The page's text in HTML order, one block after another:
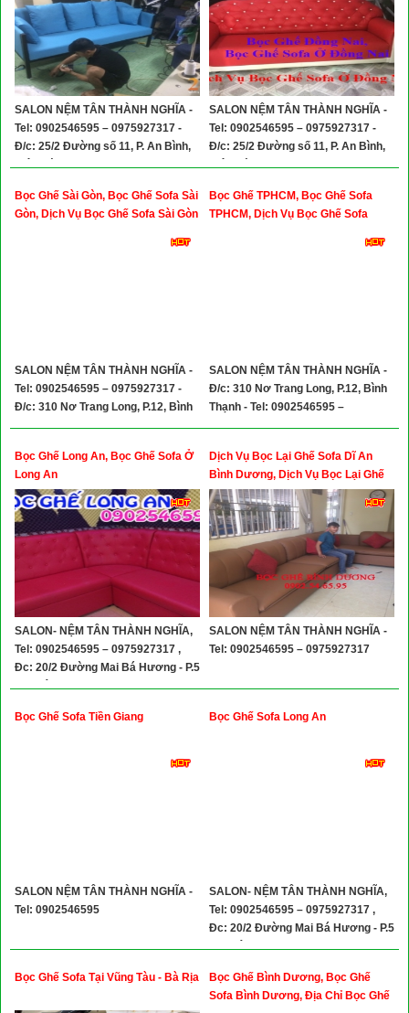
SALON NỆM TÂN THÀNH NGHĨA -
Tel: 0902546595 – 0975927317 -
Đ/c: 25/2 Đường số 11, P. An Bình,
Biên Hòa, Đồng Nai
SALON NỆM TÂN THÀNH NGHĨA -
Tel: 0902546595 – 0975927317 -
Đ/c: 25/2 Đường số 11, P. An Bình,
Biên Hòa, Đồng Nai
Bọc Ghế Sài Gòn, Bọc Ghế Sofa Sài
Gòn, Dịch Vụ Bọc Ghế Sofa Sài Gòn
SALON NỆM TÂN THÀNH NGHĨA -
Tel: 0902546595 – 0975927317 -
Đ/c: 310 Nơ Trang Long, P.12, Bình
Thạnh
Bọc Ghế TPHCM, Bọc Ghế Sofa
TPHCM, Dịch Vụ Bọc Ghế Sofa
SALON NỆM TÂN THÀNH NGHĨA -
Đ/c: 310 Nơ Trang Long, P.12, Bình
Thạnh - Tel: 0902546595 –
0975927317
Bọc Ghế Long An, Bọc Ghế Sofa Ở
Long An
SALON- NỆM TÂN THÀNH NGHĨA,
Tel: 0902546595 – 0975927317 ,
Đc: 20/2 Đường Mai Bá Hương - P.5
- TP Tân An -Tỉnh Long An
Dịch Vụ Bọc Lại Ghế Sofa Dĩ An
Bình Dương, Dịch Vụ Bọc Lại Ghế
Sofa Biên Hòa Đồng Nai
SALON NỆM TÂN THÀNH NGHĨA -
Tel: 0902546595 – 0975927317
Bọc Ghế Sofa Tiền Giang
SALON NỆM TÂN THÀNH NGHĨA -
Tel: 0902546595
Bọc Ghế Sofa Long An
SALON- NỆM TÂN THÀNH NGHĨA,
Tel: 0902546595 – 0975927317 ,
Đc: 20/2 Đường Mai Bá Hương - P.5
- TP Tân An -Tỉnh Long An
Bọc Ghế Sofa Tại Vũng Tàu - Bà Rịa
Bọc Ghế Bình Dương, Bọc Ghế
Sofa Bình Dương, Địa Chỉ Bọc Ghế